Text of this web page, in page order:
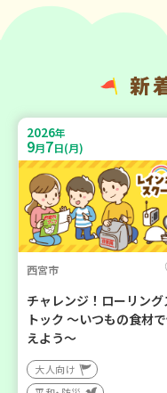
新
2026年
9月7日(月)
西宮市
チャレンジ！ローリング
トック ～いつもの食材
えよう～
大人向け